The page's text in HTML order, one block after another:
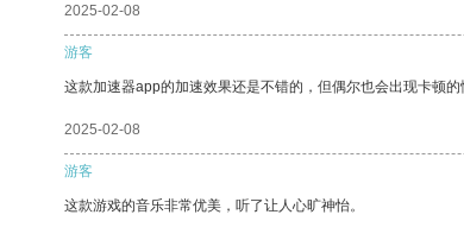
2025-02-08
游客
这款加速器app的加速效果还是不错的，但偶尔也会出现卡顿的
2025-02-08
游客
这款游戏的音乐非常优美，听了让人心旷神怡。